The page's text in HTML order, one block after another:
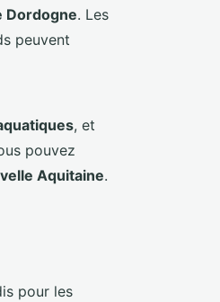
Dordogne. Les
peuvent
, et
pouvez
Aquitaine.
pour les